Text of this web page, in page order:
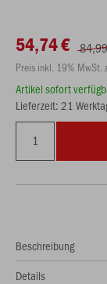
54,74 €
Preis inkl. 19% MwSt.
Artikel sofort
Lieferzeit: 21
Beschreibung
Details